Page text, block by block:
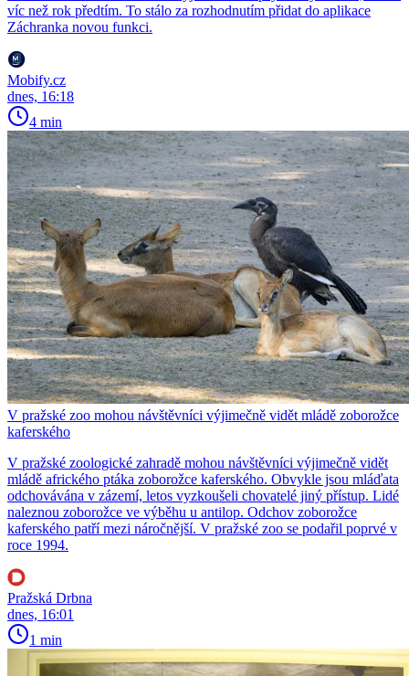
víc než rok předtím. To stálo za rozhodnutím přidat do aplikace
Záchranka novou funkci.
Mobify.cz
dnes, 16:18
4 min
V pražské zoo mohou návštěvníci výjimečně vidět mládě zoborožce
kaferského
V pražské zoologické zahradě mohou návštěvníci výjimečně vidět
mládě afrického ptáka zoborožce kaferského. Obvykle jsou mláďata
odchovávána v zázemí, letos vyzkoušeli chovatelé jiný přístup. Lidé
naleznou zoborožce ve výběhu u antilop. Odchov zoborožce
kaferského patří mezi náročnější. V pražské zoo se podařil poprvé v
roce 1994.
Pražská Drbna
dnes, 16:01
1 min